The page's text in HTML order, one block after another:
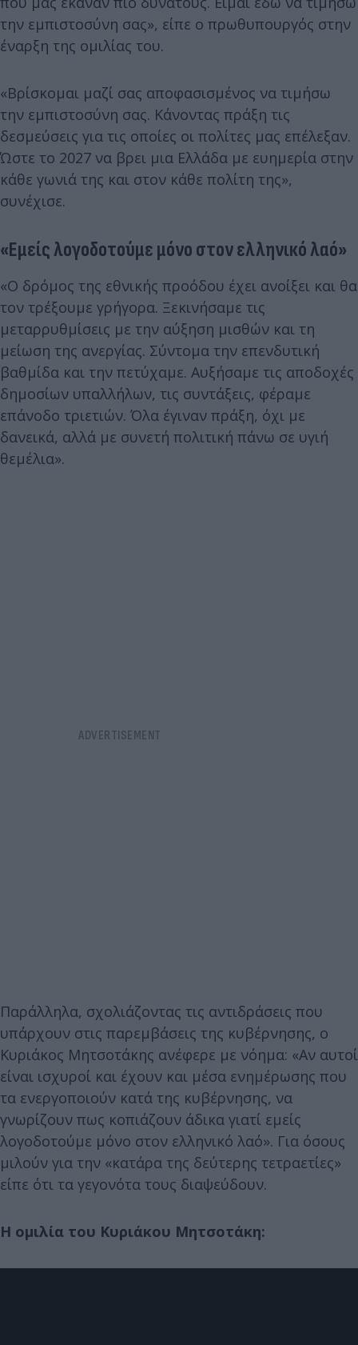
την εμπιστοσύνη σας», είπε ο πρωθυπουργός στην
έναρξη της ομιλίας του.
«Βρίσκομαι μαζί σας αποφασισμένος να τιμήσω
την εμπιστοσύνη σας. Κάνοντας πράξη τις
δεσμεύσεις για τις οποίες οι πολίτες μας επέλεξαν.
Ώστε το 2027 να βρει μια Ελλάδα με ευημερία στην
κάθε γωνιά της και στον κάθε πολίτη της»,
συνέχισε.
«Εμείς λογοδοτούμε μόνο στον ελληνικό λαό»
«Ο δρόμος της εθνικής προόδου έχει ανοίξει και θα
τον τρέξουμε γρήγορα. Ξεκινήσαμε τις
μεταρρυθμίσεις με την αύξηση μισθών και τη
μείωση της ανεργίας. Σύντομα την επενδυτική
βαθμίδα και την πετύχαμε. Αυξήσαμε τις αποδοχές
δημοσίων υπαλλήλων, τις συντάξεις, φέραμε
επάνοδο τριετιών. Όλα έγιναν πράξη, όχι με
δανεικά, αλλά με συνετή πολιτική πάνω σε υγιή
θεμέλια».
Παράλληλα, σχολιάζοντας τις αντιδράσεις που
υπάρχουν στις παρεμβάσεις της κυβέρνησης, ο
Κυριάκος Μητσοτάκης ανέφερε με νόημα: «Αν αυτοί
είναι ισχυροί και έχουν και μέσα ενημέρωσης που
τα ενεργοποιούν κατά της κυβέρνησης, να
γνωρίζουν πως κοπιάζουν άδικα γιατί εμείς
λογοδοτούμε μόνο στον ελληνικό λαό». Για όσους
μιλούν για την «κατάρα της δεύτερης τετραετίες»
είπε ότι τα γεγονότα τους διαψεύδουν.
H ομιλία του Κυριάκου Μητσοτάκη: